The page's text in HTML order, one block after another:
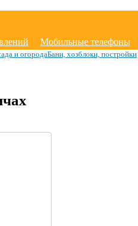
Мобильные телефоны
и огородаБани, хозблоки, постройки